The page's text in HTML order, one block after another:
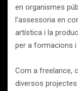
en organismes
l’assessoria en
artística i la
per a formacions
Com a freelance,
diversos